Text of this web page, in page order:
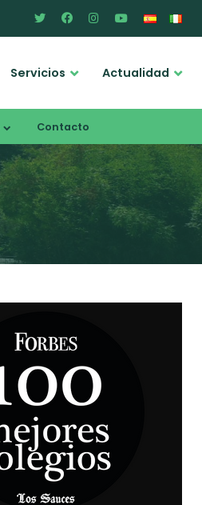
Servicios Actualidad
Contacto